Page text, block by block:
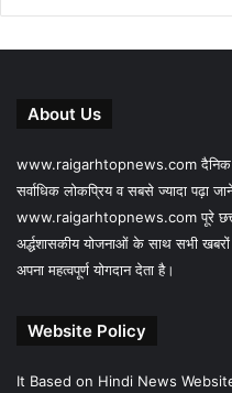
About Us
www.raigarhtopnews.com दैनिक
सर्वाधिक लोकप्रिय व सबसे ज्यादा पढ़ा
www.raigarhtopnews.com पूरे
अर्द्धशासकीय योजनाओं के साथ सभी
अपना महत्वपूर्ण योगदान देता है।
Website Policy
It Based on Hindi News